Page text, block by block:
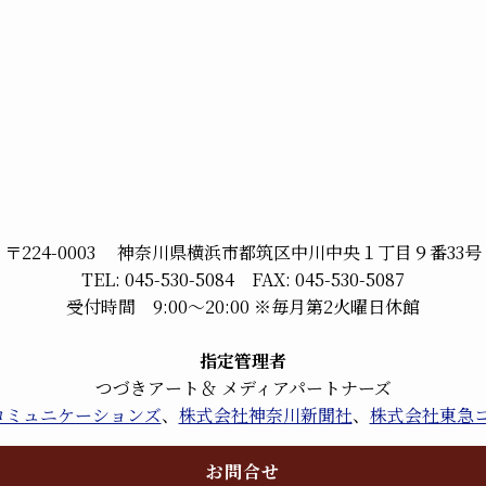
〒224-0003 神奈川県横浜市都筑区中川中央１丁目９番33号
TEL: 045-530-5084 FAX: 045-530-5087
受付時間 9:00～20:00 ※毎月第2火曜日休館
指定管理者
つづきアート＆ メディアパートナーズ
ュニケーションズ、 株式会社神奈川新聞社、 株式会社東急
お問合せ